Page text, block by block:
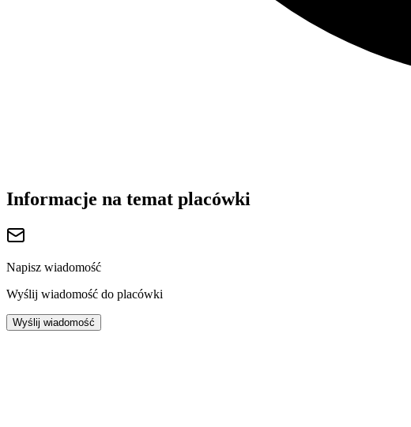
Informacje na temat placówki
Napisz wiadomość
Wyślij wiadomość do placówki
Wyślij wiadomość